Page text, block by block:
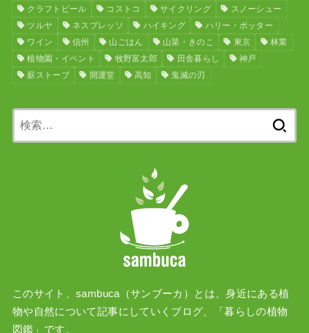
クラフトビール
コストコ サイクリング
スノーシュー
ツルヤ
ネスプレッソ ハイキング
ハリー・ポッター
ワイン
信州 山ごはん 山菜・きのこ 東京
林業
植物園・イベント
牧野富太郎 田舎暮らし
神戸
薪ストーブ
開運堂 高知 鬼滅の刃
このサイト、sambuca（サンブーカ）とは、身近にある植
物や自然について記事にしていくブログ、「暮らしの植物
図鑑」です。